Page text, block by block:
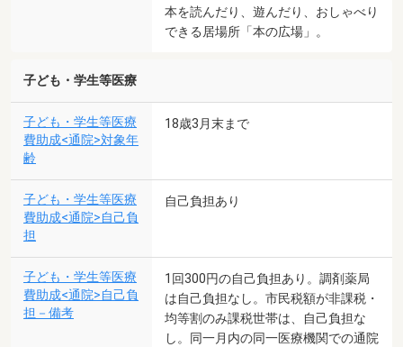
本を読んだり、遊んだり、おしゃべり
できる居場所「本の広場」。
子ども・学生等医療
子ども・学生等医療
費助成<通院>対象年
齢
18歳3月末まで
子ども・学生等医療
費助成<通院>自己負
担
自己負担あり
子ども・学生等医療
費助成<通院>自己負
担－備考
1回300円の自己負担あり。調剤薬局
は自己負担なし。市民税額が非課税・
均等割のみ課税世帯は、自己負担な
し。同一月内の同一医療機関での通院